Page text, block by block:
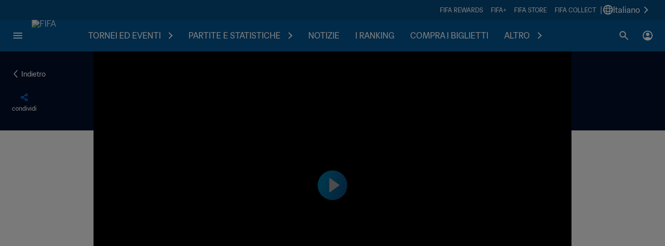
FIFA REWARDS FIFA+ FIFA STORE FIFA COLLECT Italiano
TORNEI ED EVENTI PARTITE E STATISTICHE NOTIZIE I RANKING COMPRA I BIGLIETTI ALTRO
Indietro
condividi